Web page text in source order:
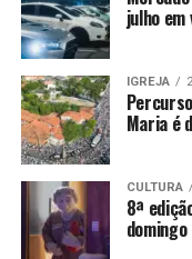
julho
IGREJA
Maria é
CULTURA
8ª
domingo